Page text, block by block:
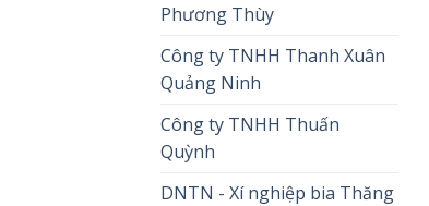
Phương Thùy
Công ty TNHH Thanh Xuân
Quảng Ninh
Công ty TNHH Thuấn
Quỳnh
DNTN - Xí nghiệp bia Thăng